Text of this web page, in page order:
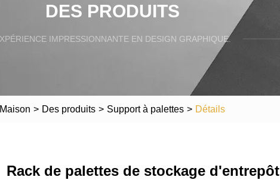
DES PRODUITS
IMPRESSIONNANTE EN DESIGN GRAPHIQUE.
Maison > Des produits > Support à palettes > Détails
Rack de palettes de stockage d'entrepôt